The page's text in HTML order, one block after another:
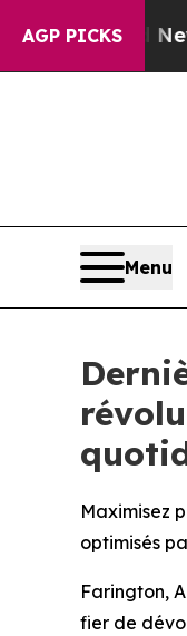
AGP PICKS
Trump
Menu
Maximisez
optimisés
Farington,
fier de